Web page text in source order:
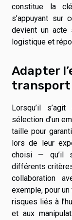
constitue la
s’appuyant sur
devient un acte
logistique et
Adapter
transport
Lorsqu’il
sélection d’un
taille pour
lors de leur
choisi — qu’il
différents
collaboration
exemple, pour
risques liés à
et aux